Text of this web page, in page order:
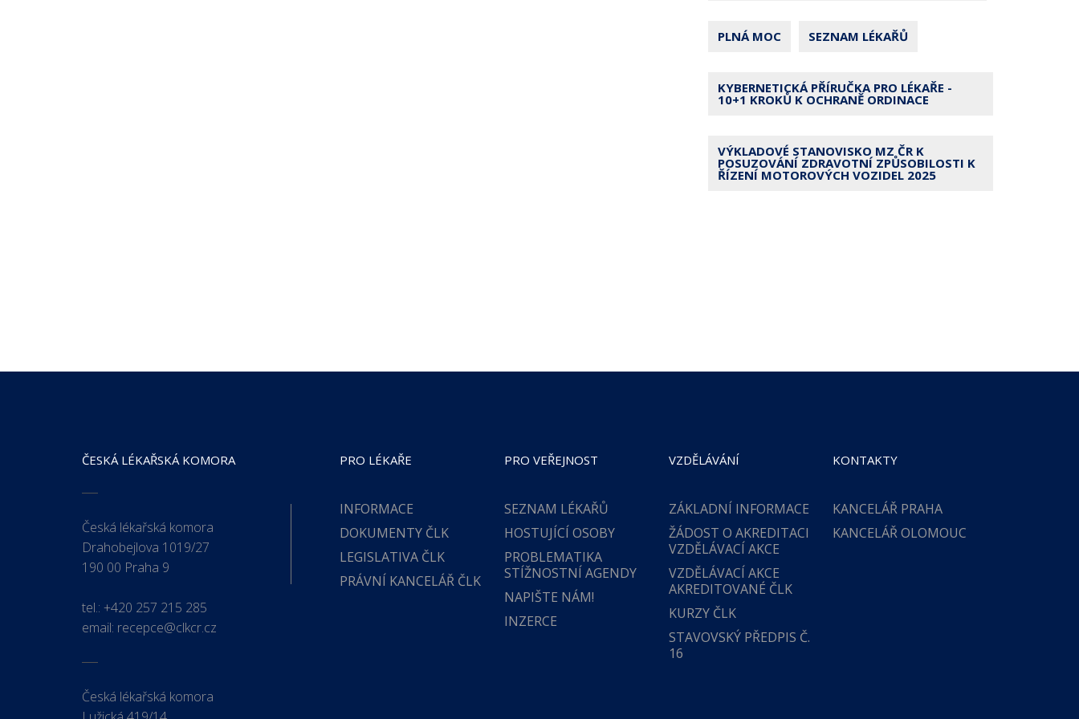
PLNÁ MOC SEZNAM LÉKAŘŮ
KYBERNETICKÁ PŘÍRUČKA PRO LÉKAŘE -
10+1 KROKŮ K OCHRANĚ ORDINACE
VÝKLADOVÉ STANOVISKO MZ ČR K
POSUZOVÁNÍ ZDRAVOTNÍ ZPŮSOBILOSTI K
ŘÍZENÍ MOTOROVÝCH VOZIDEL 2025
ČESKÁ LÉKAŘSKÁ KOMORA
Česká lékařská komora
Drahobejlova 1019/27
190 00 Praha 9
tel.: +420 257 215 285
email: recepce@clkcr.cz
Česká lékařská komora
PRO LÉKAŘE
INFORMACE
DOKUMENTY ČLK
LEGISLATIVA ČLK
PRÁVNÍ KANCELÁŘ ČLK
PRO VEŘEJNOST
SEZNAM LÉKAŘŮ
HOSTUJÍCÍ OSOBY
PROBLEMATIKA
STÍŽNOSTNÍ AGENDY
NAPIŠTE NÁM!
INZERCE
VZDĚLÁVÁNÍ
ZÁKLADNÍ INFORMACE
ŽÁDOST O AKREDITACI
VZDĚLÁVACÍ AKCE
VZDĚLÁVACÍ AKCE
AKREDITOVANÉ ČLK
KURZY ČLK
STAVOVSKÝ PŘEDPIS Č.
16
KONTAKTY
KANCELÁŘ PRAHA
KANCELÁŘ OLOMOUC